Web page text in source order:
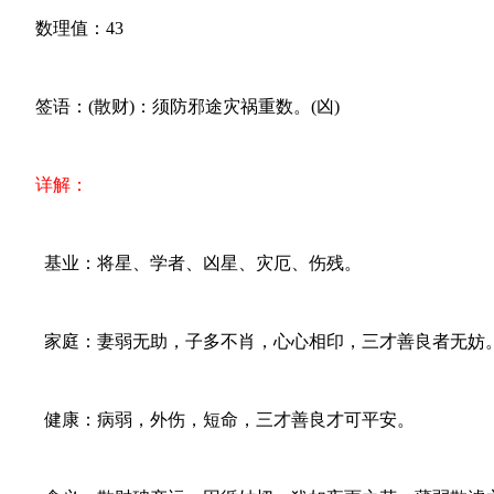
数理值：43
签语：(散财)：须防邪途灾祸重数。(凶)
详解：
基业：将星、学者、凶星、灾厄、伤残。
家庭：妻弱无助，子多不肖，心心相印，三才善良者无妨
健康：病弱，外伤，短命，三才善良才可平安。